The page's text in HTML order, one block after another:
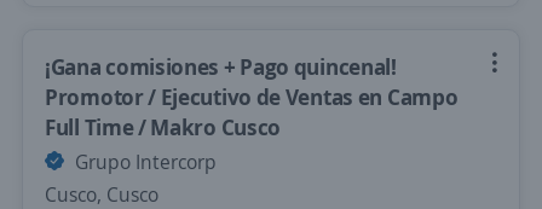
¡Gana comisiones + Pago quincenal!
Promotor / Ejecutivo de Ventas en Campo
Full Time / Makro Cusco
Grupo Intercorp
Cusco, Cusco